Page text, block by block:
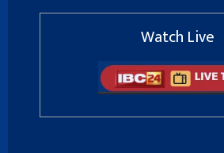
Watch Live